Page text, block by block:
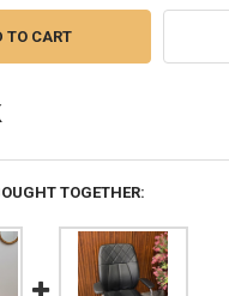
TOGETHER: